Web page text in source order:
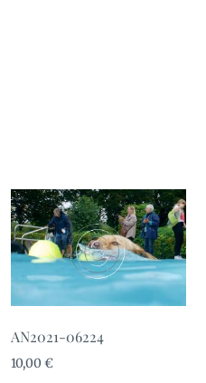
AN2021-06224
10,00€